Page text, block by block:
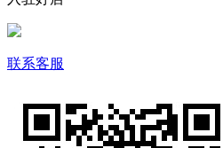
联系客服